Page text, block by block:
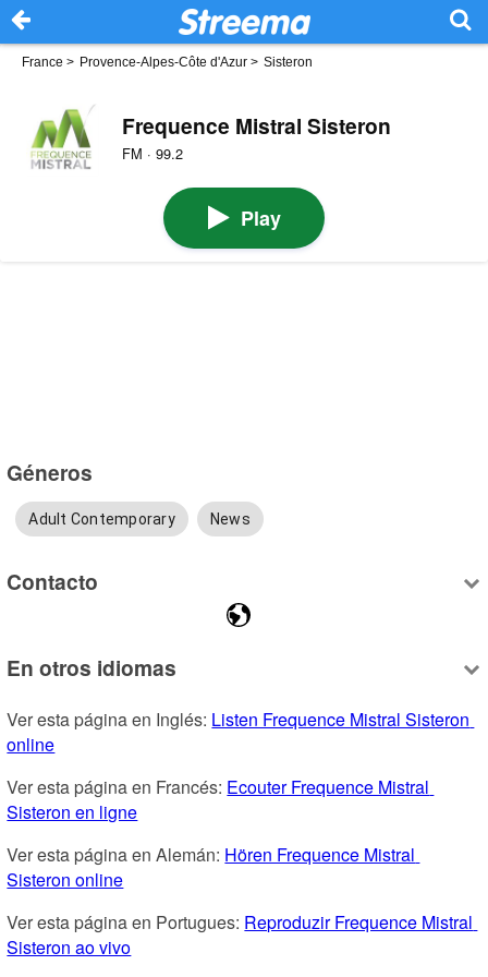
France > Provence-Alpes-Côte d'Azur > Sisteron
Frequence Mistral Sisteron
FM · 99.2
Play
Géneros
Adult Contemporary News
Contacto
En otros idiomas
Ver esta página en Inglés: Listen Frequence Mistral Sisteron
online
Ver esta página en Francés: Ecouter Frequence Mistral
Sisteron en ligne
Ver esta página en Alemán: Hören Frequence Mistral
Sisteron online
Ver esta página en Portugues: Reproduzir Frequence Mistral
Sisteron ao vivo